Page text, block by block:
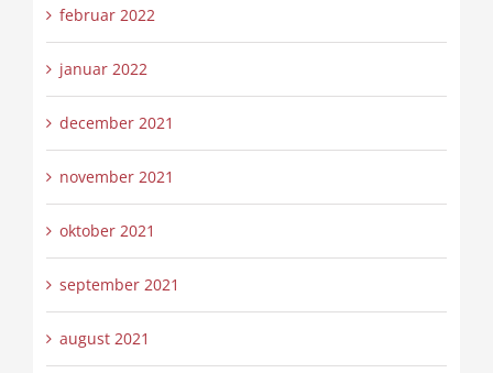
februar 2022
januar 2022
december 2021
november 2021
oktober 2021
september 2021
august 2021